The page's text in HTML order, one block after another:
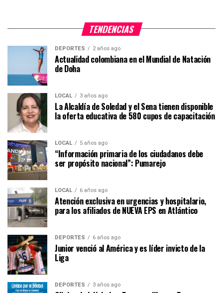
TENDENCIAS
DEPORTES 2 años ago
Actualidad colombiana en el Mundial de Natación
de Doha
LOCAL 3 años ago
La Alcaldía de Soledad y el Sena tienen disponible
la oferta educativa de 580 cupos de capacitación
LOCAL 5 años ago
“Información primaria de los ciudadanos debe
ser propósito nacional”: Pumarejo
LOCAL 6 años ago
Atención exclusiva en urgencias y hospitalario,
para los afiliados de NUEVA EPS en Atlántico
DEPORTES 6 años ago
Junior venció al América y es líder invicto de la
Liga
DEPORTES 3 años ago